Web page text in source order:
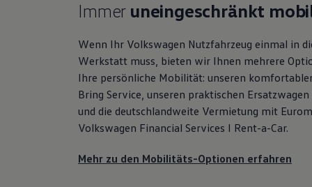
Immer uneingeschränkt
Wenn Ihr Volkswagen Nutzfahrzeug einmal in
Werkstatt muss, bieten wir Ihnen mehrere
Ihre persönliche Mobilität: unseren
Bring Service, unseren praktischen Ersatzwagen
und die deutschlandweite Vermietung mit
Volkswagen Financial Services I Rent-a-Car.
Mehr zu den Mobilitäts-Optionen erfahren